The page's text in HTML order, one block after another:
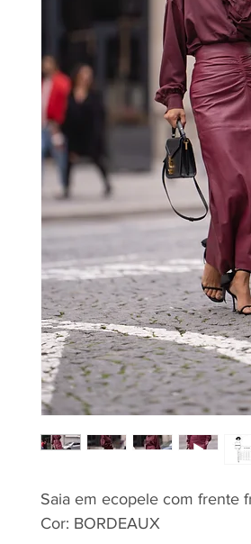
Saia em ecopele com frente
Cor: BORDEAUX